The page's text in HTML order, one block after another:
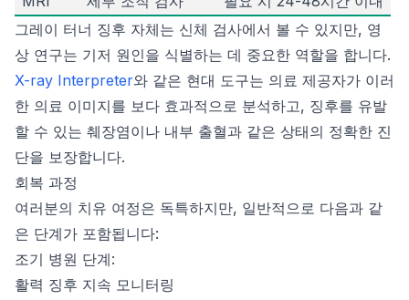
그레이 터너 징후 자체는 신체 검사에서 볼 수 있지만, 영
상 연구는 기저 원인을 식별하는 데 중요한 역할을 합니다.
X-ray Interpreter와 같은 현대 도구는 의료 제공자가 이러
한 의료 이미지를 보다 효과적으로 분석하고, 징후를 유발
할 수 있는 췌장염이나 내부 출혈과 같은 상태의 정확한 진
단을 보장합니다.
회복 과정
여러분의 치유 여정은 독특하지만, 일반적으로 다음과 같
은 단계가 포함됩니다:
조기 병원 단계:
활력 징후 지속 모니터링